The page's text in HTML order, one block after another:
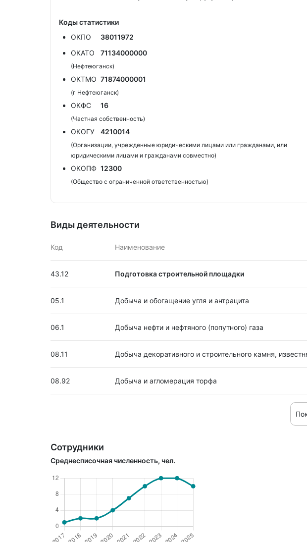
Коды статистики
ОКПО
38011972
ОКАТО
71134000000
(Нефтеюганск)
ОКТМО 71874000001
(г Нефтеюганск)
ОКФС 16
(Частная собственность)
ОКОГУ 4210014
(Организации, учрежденные юридическими лицами или гражданами, или
юридическими лицами и гражданами совместно)
ОКОПФ 12300
(Общество с ограниченной ответственностью)
Виды деятельности
Код Наименование
43.12 Подготовка строительной площадки
05.1 Добыча и обогащение угля и антрацита
06.1 Добыча нефти и нефтяного (попутного) газа
08.11 Добыча декоративного и строительного камня,
08.92 Добыча и агломерация торфа
Сотрудники
Среднесписочная численность, чел.